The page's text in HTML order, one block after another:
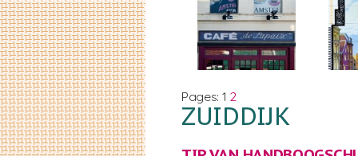
Pages: 1 2
ZUIDDIJK